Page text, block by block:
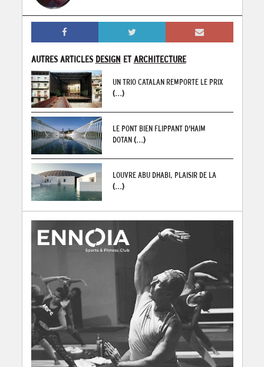
AUTRES ARTICLES DESIGN ET ARCHITECTURE
UN TRIO CATALAN REMPORTE LE PRIX
(...)
LE PONT BIEN FLIPPANT D'HAIM
DOTAN(...)
LOUVRE ABU DHABI, PLAISIR DE LA
(...)